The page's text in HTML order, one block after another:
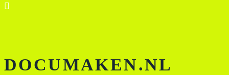
DOCUMAKEN.NL